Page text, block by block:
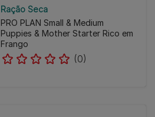
Ração Seca
PRO PLAN Small & Medium
Puppies & Mother Starter Rico em
Frango
(0)